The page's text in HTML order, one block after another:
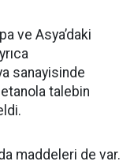
ve Asya’daki
sanayisinde
talebin
maddeleri de var.